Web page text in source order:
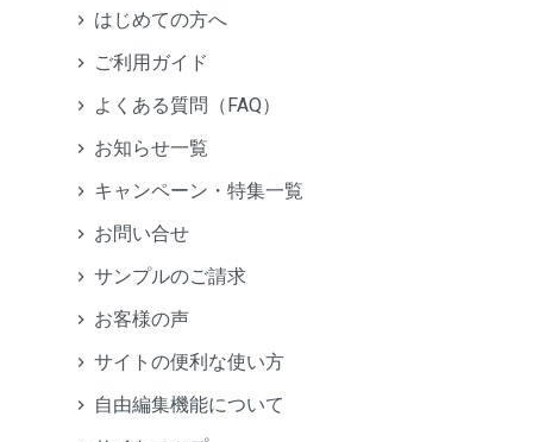
はじめての方へ
ご利用ガイド
よくある質問（FAQ）
お知らせ一覧
キャンペーン・特集一覧
お問い合せ
サンプルのご請求
お客様の声
サイトの便利な使い方
自由編集機能について